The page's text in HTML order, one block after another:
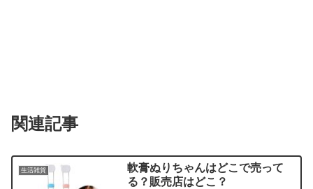
関連記事
生活雑貨
軟膏ぬりちゃんはどこで売って
る？販売店はどこ？